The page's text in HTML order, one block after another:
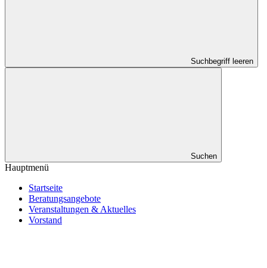
Suchbegriff leeren
Suchen
Hauptmenü
Startseite
Beratungsangebote
Veranstaltungen & Aktuelles
Vorstand